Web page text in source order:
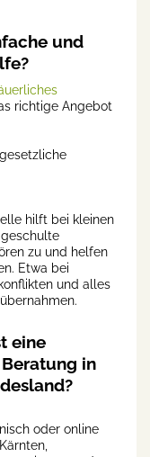
und
richtige Angebot
hilft bei kleinen
zu und helfen
Etwa bei
und alles
eine
in
oder online